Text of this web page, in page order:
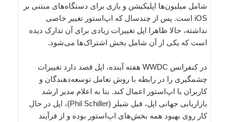
شامل میلیون‌ها اپلیکیشن و بازی برای دستگاه‌های مبتنی بر
iOS است. پس از چندسال که اپ‌استور تغییر خاصی
نداشته، حالا ظاهرا اپل تغییرات زیادی برای آن تدارک دیده
است که یکی از آن شامل بخش اشتراک‌ها می‌شود.
در کنفرانس WWDC هفته آینده، اپل قصد دارد تغییرات
چشمگیری را در رابطه با روش تعامل توسعه‌دهندگان و
کاربران با اپ‌استور اعمال کند. بنا به اعلام مدیر ارشد
بازاریابی جهانی اپل، فیل شیلر (Phil Schiller)، اپل در حال
کار روی بهبود همه بخش‌های اپ‌استور بوده و از فرآیند